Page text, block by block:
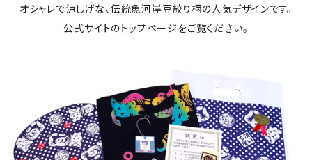
オシャレで涼しげな、伝統魚河岸豆絞り柄の人気デザインです。
公式サイトのトップページをご覧ください。